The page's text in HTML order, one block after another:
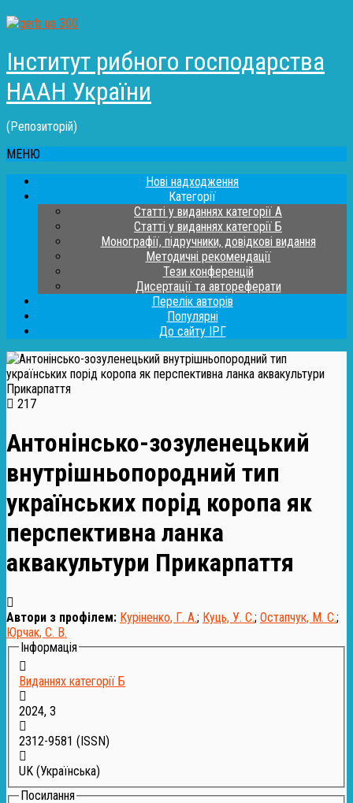
Інститут рибного господарства
НААН України
(Репозиторій)
МЕНЮ
Нові надходження
Категорії
Статті у виданнях категорії А
Статті у виданнях категорії Б
Монографії, підручники, довідкові видання
Методичні рекомендації
Тези конференцій
Дисертації та автореферати
Перелік авторів
Популярні
До сайту ІРГ
217
Антонінсько-зозуленецький
внутрішньопородний тип
українських порід коропа як
перспективна ланка
аквакультури Прикарпаття
Автори з профілем: Куріненко, Г. А.; Куць, У. С.; Остапчук, М. С.;
Юрчак, С. В.
Інформація
Виданнях категорії Б
2024, 3
2312-9581 (ISSN)
UK (Українська)
Посилання